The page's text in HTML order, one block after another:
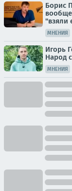
Борис
"взяли
МНЕНИЯ
Игорь
Народ
МНЕНИЯ